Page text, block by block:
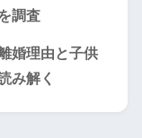
調査
婚理由と子供
み解く